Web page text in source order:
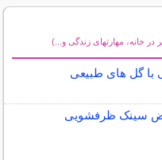
خانه، مهارتهای زندگی و...)
با گل های طبیعی
سینک ظرفشویی